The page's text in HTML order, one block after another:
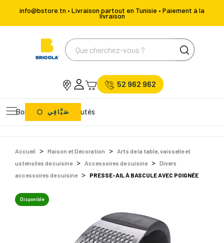
info@bstore.tn • Livraison partout en Tunisie • Paiement à la
livraison
52 962 962
Bons Plans Nouveautés
صَيَّافِي
Accueil Maison et Décoration
Arts de la table, vaisselle et
ustensiles de cuisine
Accessoires de cuisine
Divers
accessoires de cuisine
PRESSE-AIL À BASCULE AVEC POIGNÉE
Disponible